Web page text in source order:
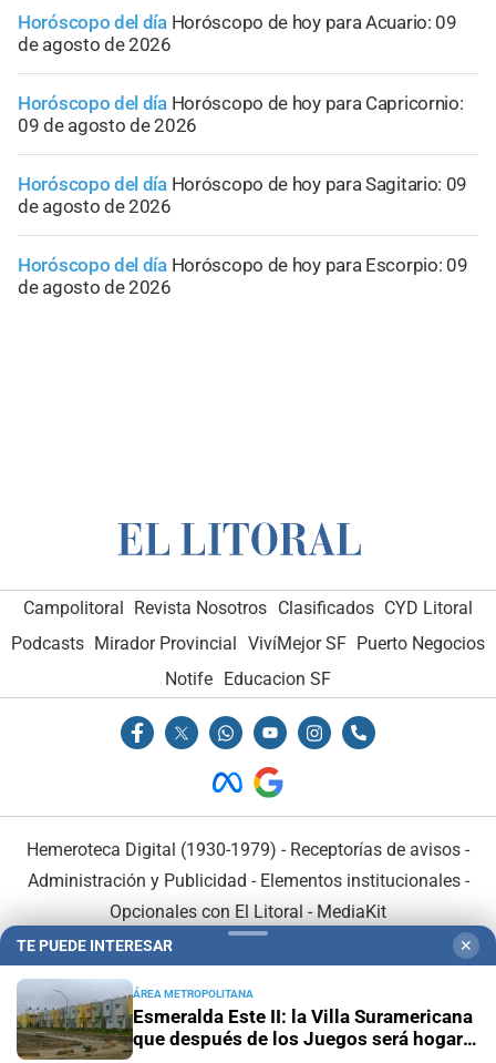
Horóscopo del día Horóscopo de hoy para Acuario: 09
de agosto de 2026
Horóscopo del día Horóscopo de hoy para Capricornio:
09 de agosto de 2026
Horóscopo del día Horóscopo de hoy para Sagitario: 09
de agosto de 2026
Horóscopo del día Horóscopo de hoy para Escorpio: 09
de agosto de 2026
Campolitoral Revista Nosotros Clasificados CYD Litoral
Podcasts Mirador Provincial VivíMejor SF Puerto Negocios
Notife Educacion SF
Hemeroteca Digital (1930-1979) - Receptorías de avisos -
Administración y Publicidad - Elementos institucionales-
Opcionales con El Litoral - MediaKit
TE PUEDE INTERESAR ✕
ÁREA METROPOLITANA
Esmeralda Este II: la Villa Suramericana
que después de los Juegos será hogar